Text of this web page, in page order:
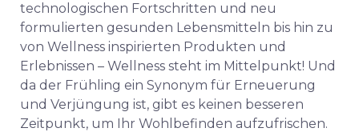
technologischen Fortschritten und neu
formulierten gesunden Lebensmitteln bis hin zu
von Wellness inspirierten Produkten und
Erlebnissen – Wellness steht im Mittelpunkt! Und
da der Frühling ein Synonym für Erneuerung
und Verjüngung ist, gibt es keinen besseren
Zeitpunkt, um Ihr Wohlbefinden aufzufrischen.